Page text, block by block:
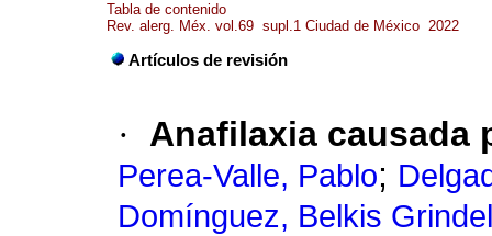
Tabla de contenido
Rev. alerg. Méx. vol.69 supl.1 Ciudad de México 2022
Artículos de revisión
· Anafilaxia causada
Perea-Valle, Pablo;
Domínguez, Belkis